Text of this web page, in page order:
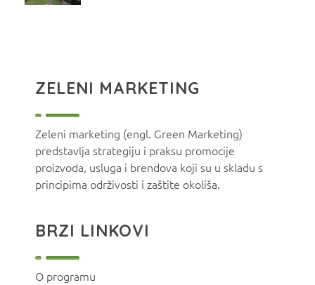
ZELENI MARKETING
Zeleni marketing (engl. Green Marketing)
predstavlja strategiju i praksu promocije
proizvoda, usluga i brendova koji su u skladu s
principima održivosti i zaštite okoliša.
BRZI LINKOVI
O programu